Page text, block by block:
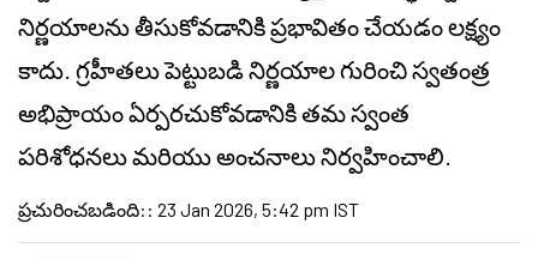
నిర్ణయాలను తీసుకోవడానికి ప్రభావితం చేయడం లక్ష్యం
కాదు. గ్రహీతలు పెట్టుబడి నిర్ణయాల గురించి స్వతంత్ర
అభిప్రాయం ఏర్పరచుకోవడానికి తమ స్వంత
పరిశోధనలు మరియు అంచనాలు నిర్వహించాలి.
ప్రచురించబడింది: : 23 Jan 2026, 5:42 pm IST